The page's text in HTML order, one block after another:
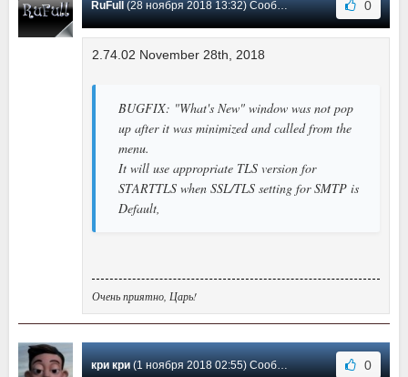
RuFull (28 ноября 2018 13:32) Сообщение #106 0
2.74.02 November 28th, 2018
BUGFIX: "What's New" window was not pop
up after it was minimized and called from the
menu.
It will use appropriate TLS version for
STARTTLS when SSL/TLS setting for SMTP is
Default,
Очень приятно, Царь!
кри кри(1 ноября 2018 02:55) Сообщение #105 0